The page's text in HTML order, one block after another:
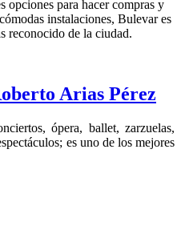
opciones para hacer compras y
instalaciones, Bulevar es
reconocido de la ciudad.
Arias Pérez
ópera, ballet, zarzuelas,
es uno de los mejores